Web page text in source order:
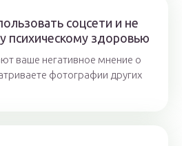
соцсети и не
психическому здоровью
ваше негативное мнение о
фотографии других